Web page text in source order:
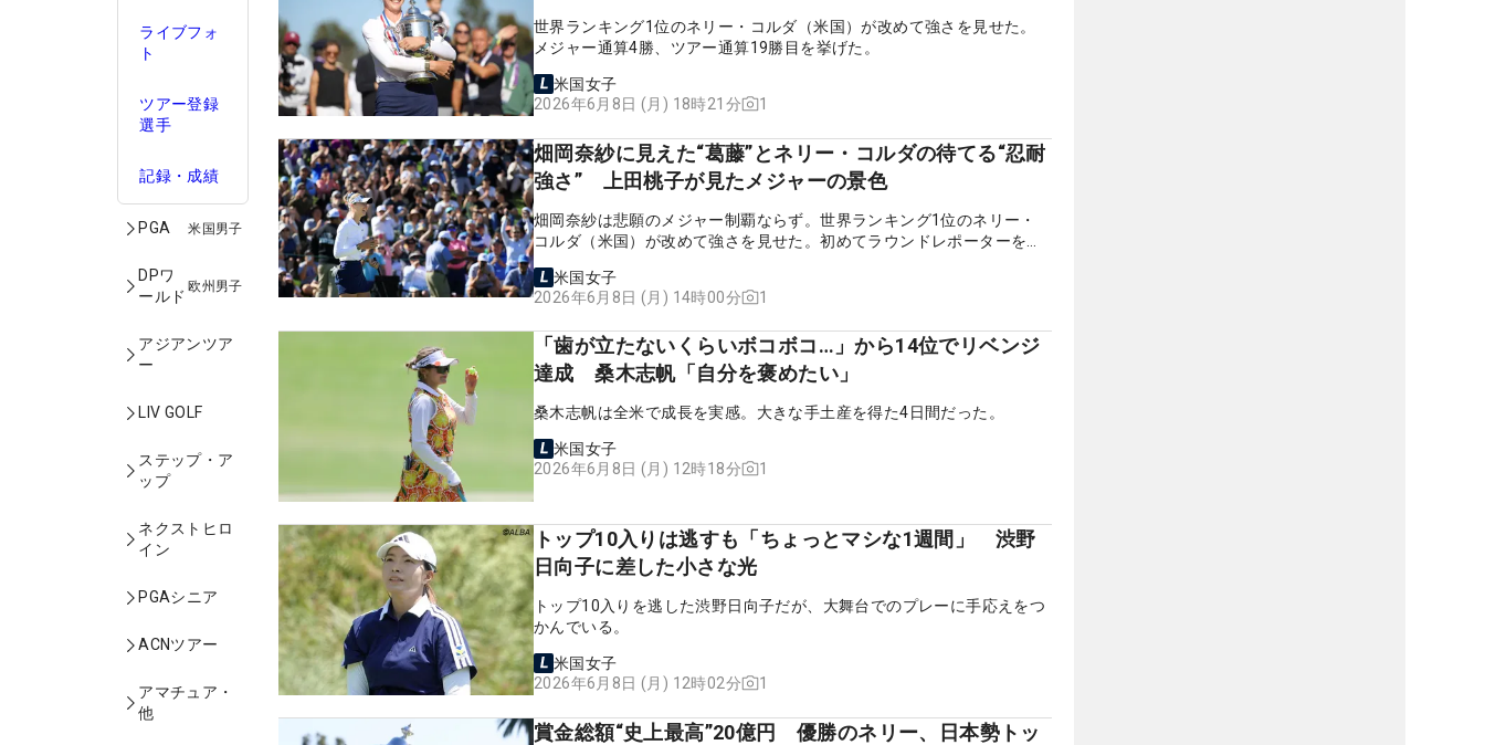
ライブフォ
ト
ツアー登録
選手
記録・成績
PGA 米国男子
DPワ
ールド
欧州男子
アジアンツア
ー
LIV GOLF
ステップ・ア
ップ
ネクストヒロ
イン
PGAシニア
ACNツアー
アマチュア・
他
世界ランキング1位のネリー・コルダ（米国）が改めて強さを見せた。
メジャー通算4勝、ツアー通算19勝目を挙げた。
米国女子
2026年6月8日 (月) 18時21分
1
畑岡奈紗に見えた“葛藤”とネリー・コルダの待てる“忍耐
強さ” 上田桃子が見たメジャーの景色
畑岡奈紗は悲願のメジャー制覇ならず。世界ランキング1位のネリー・
コルダ（米国）が改めて強さを見せた。初めてラウンドレポーターを務
米国女子
2026年6月8日 (月) 14時00分
1
「歯が立たないくらいボコボコ…」から14位でリベンジ
達成 桑木志帆「自分を褒めたい」
桑木志帆は全米で成長を実感。大きな手土産を得た4日間だった。
米国女子
2026年6月8日 (月) 12時18分
1
トップ10入りは逃すも「ちょっとマシな1週間」 渋野
日向子に差した小さな光
トップ10入りを逃した渋野日向子だが、大舞台でのプレーに手応えをつ
かんでいる。
米国女子
2026年6月8日 (月) 12時02分
1
賞金総額“史上最高”20億円 優勝のネリー、日本勢トッ